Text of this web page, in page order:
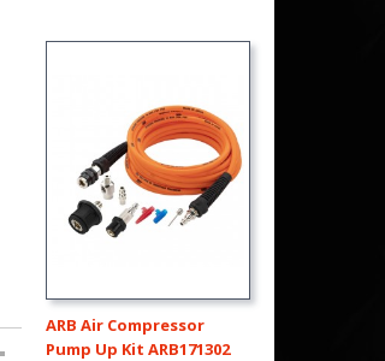
ARB Air Compressor
Pump Up Kit ARB171302